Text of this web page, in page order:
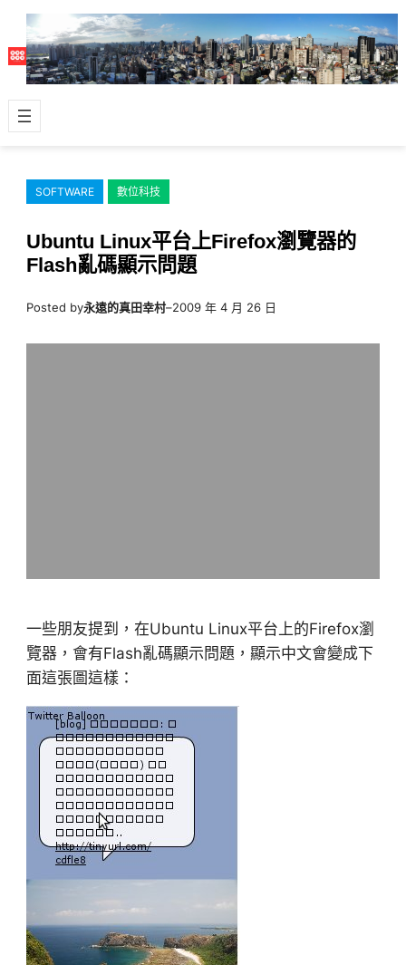
主
容
SOFTWARE 數位科技
Ubuntu Linux平台上Firefox瀏覽器的
Flash亂碼顯示問題
Posted by永遠的真田幸村–2009 年 4 月 26 日
一些朋友提到，在Ubuntu Linux平台上的Firefox瀏
覽器，會有Flash亂碼顯示問題，顯示中文會變成下
面這張圖這樣：